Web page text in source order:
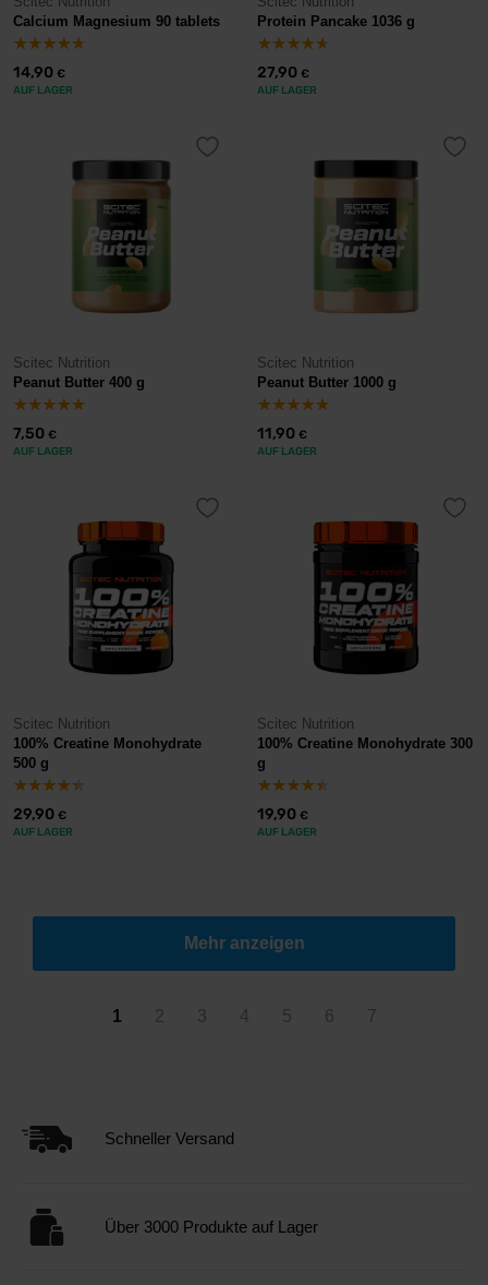
Calcium Magnesium 90 tablets
14,90 €
AUF LAGER
Protein Pancake 1036 g
27,90 €
AUF LAGER
Scitec Nutrition
Peanut Butter 400 g
7,50 €
AUF LAGER
Scitec Nutrition
Peanut Butter 1000 g
11,90 €
AUF LAGER
Scitec Nutrition
100% Creatine Monohydrate
500 g
29,90 €
AUF LAGER
Scitec Nutrition
100% Creatine Monohydrate 300
g
19,90 €
AUF LAGER
Mehr anzeigen
1 2 3 4 5 6 7
Schneller Versand
Über 3000 Produkte auf Lager